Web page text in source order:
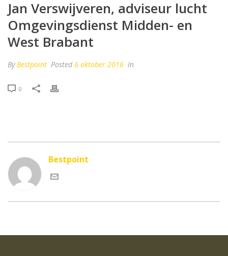
Jan Verswijveren, adviseur lucht
Omgevingsdienst Midden- en
West Brabant
By Bestpoint Posted 6 oktober 2016 In
0
Bestpoint